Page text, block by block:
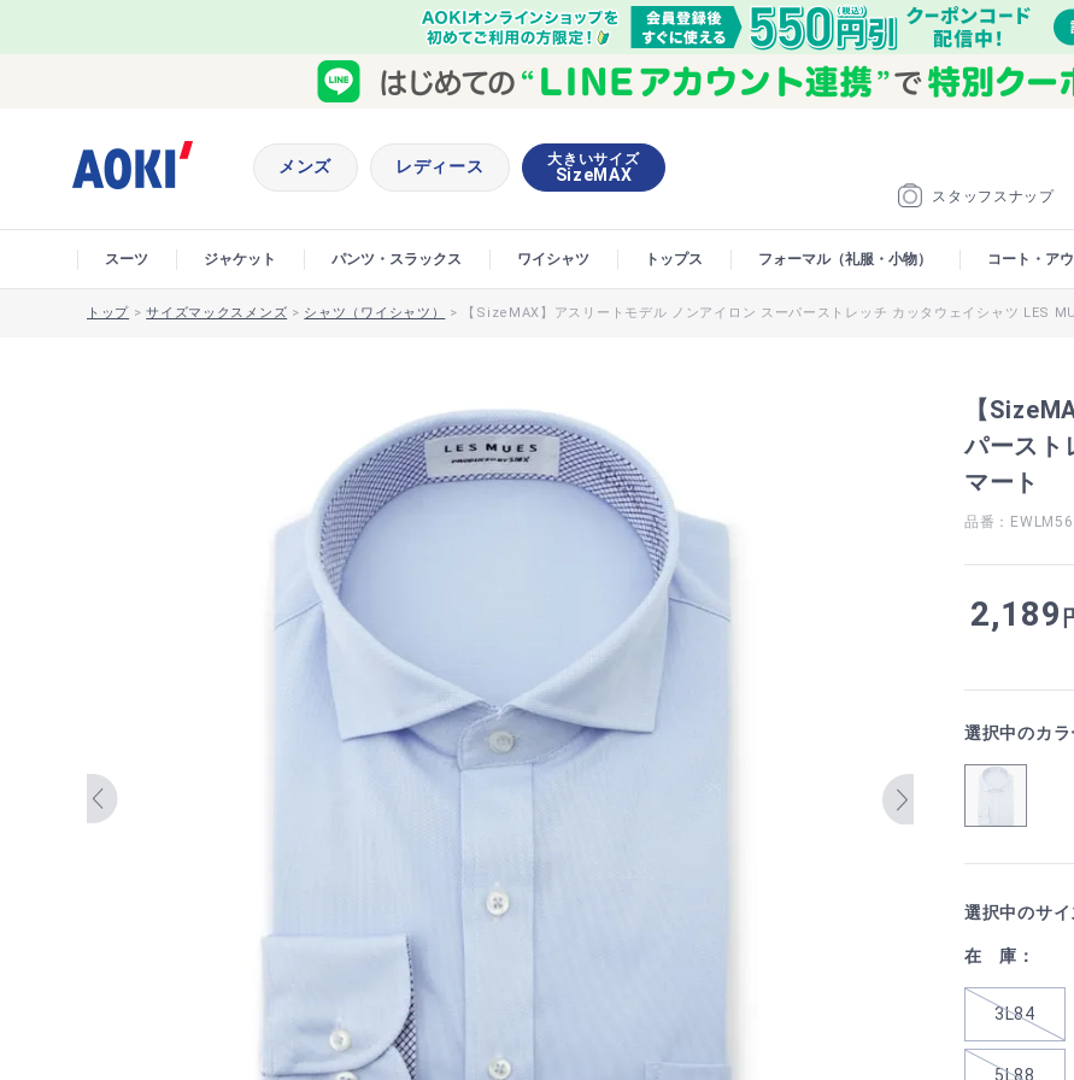
スタッフスナップ
メンズ レディース 大きいサイズ
SizeMAX
スーツ ジャケット パンツ・スラックス ワイシャツ トップス フォーマル（礼服・小物） コート・ア
トップ >サイズマックスメンズ > シャツ（ワイシャツ） > 【SizeMAX】アスリートモデル ノンアイロン スーパーストレッチ カッタウェイシャツ LES
【
パースト
マート
品番：
2,189
選択中のカラ
選択中のサイ
在 庫：
3L84
5L88